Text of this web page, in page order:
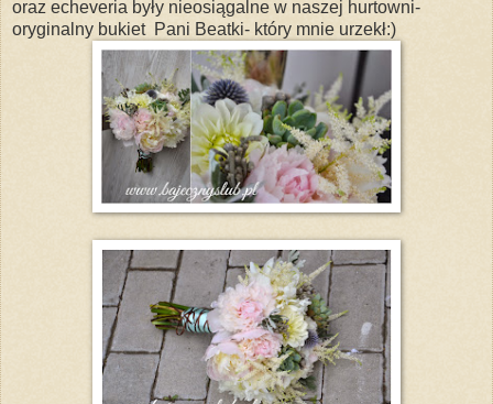
oraz echeveria były nieosiągalne w naszej hurtowni-
oryginalny bukiet Pani Beatki- który mnie urzekł:)